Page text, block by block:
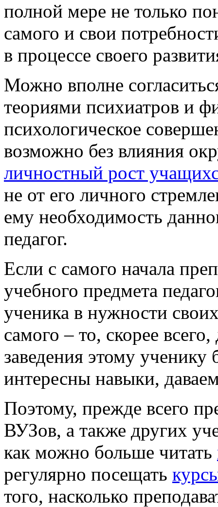
полной мере не только
самого и свои
в процессе своего
Можно вполне
теориями психиатров и
психологическое
возможно без влияния
личностный рост
не от его личного
ему необходимость
педагог.
Если с самого начала
учебного предмета
ученика в нужности
самого – то, скорее
заведения этому ученику
интересны навыки,
Поэтому, прежде всего
ВУЗов, а также других
как можно больше читать
регулярно посещать
того, насколько